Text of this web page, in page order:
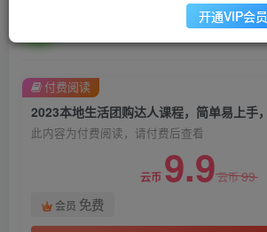
此内容为付费阅读，请付费后查看
云币 9.9云币99
会员 免费
付费阅读
开通VIP会员